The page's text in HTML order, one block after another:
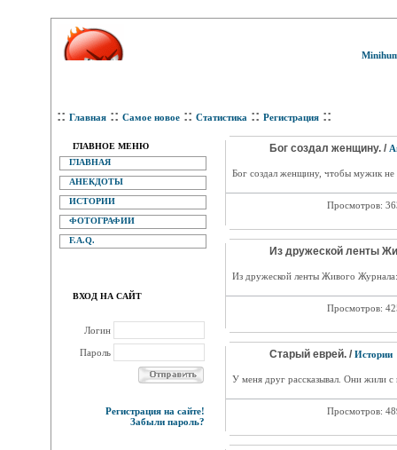
:: Главная :: Самое новое :: Статистика :: Регистрация ::
ГЛАВНОЕ МЕНЮ
ГЛАВНАЯ
АНЕКДОТЫ
ИСТОРИИ
ФОТОГРАФИИ
F.A.Q.
ВХОД НА САЙТ
Логин
Пароль
Регистрация на сайте!
Забыли пароль?
Бог создал женщину. /
Бог создал женщину, чтобы мужик не
Просмотров:
Из дружеской ленты
Из дружеской ленты Живого
Просмотров:
Старый еврей. / Истории
У меня друг рассказывал. Они жили с
Просмотров: